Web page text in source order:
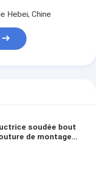
Hebei, Chine
soudée bout
de montage